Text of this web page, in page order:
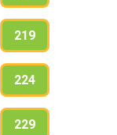
219
224
229